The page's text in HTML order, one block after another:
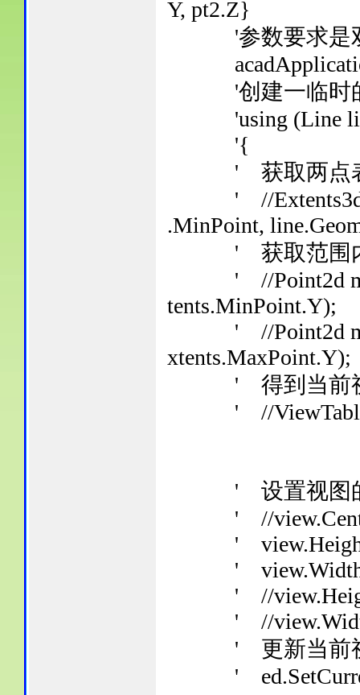
Y, pt2.Z}
'参数要求是双
'创建一临时的
'using (Line line
'{
' 获取两点表
' //Extents3d
.MinPoint,
' 获取范围内
' //Point2d
tents.MinPoint.Y);
' //Point2d
xtents.MaxPoint.Y);
' 得到当前
' //
' 设置视图的
' //
' view.Height =
' view.Width =
' //view.Height
' //view.Width =
' 更新当前
'